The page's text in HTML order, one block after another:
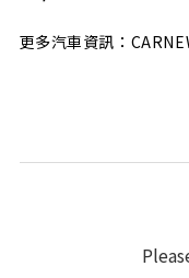
更多汽車資訊：